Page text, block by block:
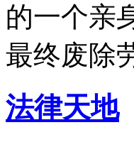
的一个亲
最终废除
法律天地